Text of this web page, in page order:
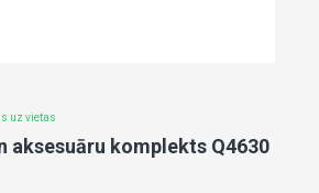
uz vietas
aksesuāru komplekts Q4630